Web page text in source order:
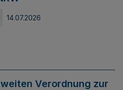
14.07.2026
Verordnung zur